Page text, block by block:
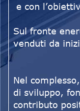
e con
Sul fronte
venduti da
Nel
di sviluppo,
contributo